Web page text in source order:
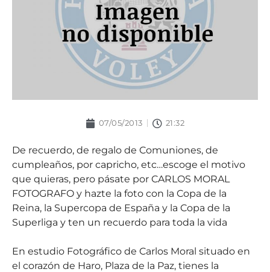
07/05/2013 21:32
De recuerdo, de regalo de Comuniones, de
cumpleaños, por capricho, etc…escoge el motivo
que quieras, pero pásate por CARLOS MORAL
FOTOGRAFO y hazte la foto con la Copa de la
Reina, la Supercopa de España y la Copa de la
Superliga y ten un recuerdo para toda la vida
En estudio Fotográfico de Carlos Moral situado en
el corazón de Haro, Plaza de la Paz, tienes la